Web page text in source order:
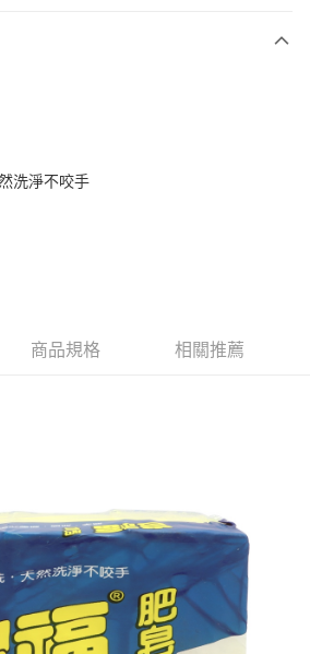
需綁卡、不需儲值。
訊認證，即可結帳。
天內，點擊此簡訊中的連結，可透過四大超商／
式進行付款，方視為交易完成。
下不需立刻繳費，但若您需要取消訂單，請聯絡
同意取消之訂單仍視為有效，需透過AFTEE先享
先享後付 」之結帳頁面顯示為準，若有關於
消欲退款等相關疑問，請聯繫「AFTEE先享後付
support/home
含以上)免運費
含以上)免運費
洗淨不咬手
商品規格 相關推薦